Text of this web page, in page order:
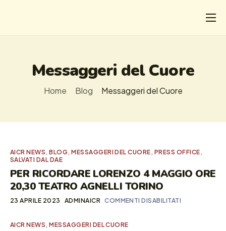
CHI
I SALVATI
FORMAZIONE
PROGETTI
Messaggeri del Cuore
Home Blog Messaggeri del Cuore
AICR NEWS,BLOG,MESSAGGERI DEL CUORE, PRESS OFFICE,
SALVATI DAL DAE
PER RICORDARE LORENZO 4 MAGGIO ORE
20,30 TEATRO AGNELLI TORINO
23 APRILE 2023 ADMINAICR COMMENTI DISABILITATI
AICR NEWS ,MESSAGGERI DEL CUORE